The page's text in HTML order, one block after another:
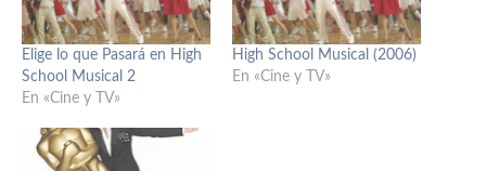
Elige lo que Pasará en High
School Musical 2
En «Cine y TV»
High School Musical (2006)
En «Cine y TV»